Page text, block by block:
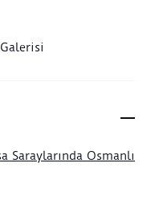
Saraylarında Osmanlı